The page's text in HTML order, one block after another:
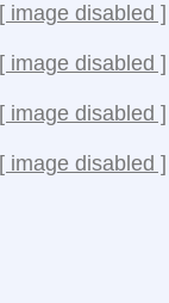
[ image disabled ]
[ image disabled ]
[ image disabled ]
[ image disabled ]